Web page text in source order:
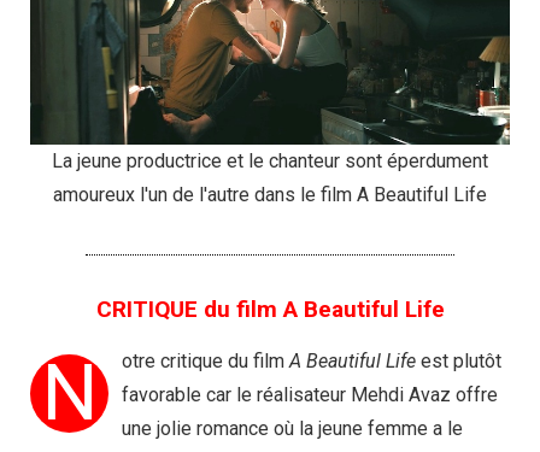
La jeune productrice et le chanteur sont éperdument
amoureux l'un de l'autre dans le film A Beautiful Life
CRITIQUE du film A Beautiful Life
N otre critique du filmA Beautiful Life est plutôt
favorable car le réalisateur Mehdi Avaz offre
une jolie romance où la jeune femme a le